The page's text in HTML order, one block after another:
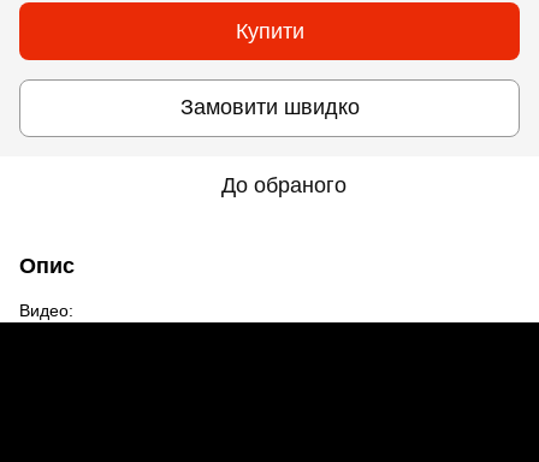
Купити
Замовити швидко
До обраного
Опис
Видео: